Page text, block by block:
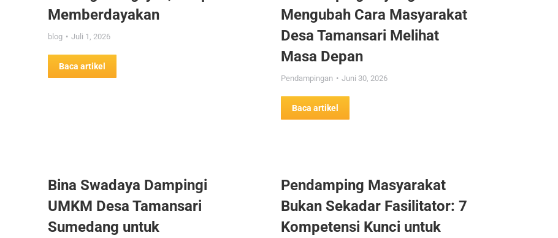
Memberdayakan
blog Juli 1, 2026
Baca artikel
Mengubah Cara Masyarakat
Desa Tamansari Melihat
Masa Depan
Pendampingan Juni 30, 2026
Baca artikel
Bina Swadaya Dampingi
UMKM Desa Tamansari
Sumedang untuk
Pendamping Masyarakat
Bukan Sekadar Fasilitator: 7
Kompetensi Kunci untuk